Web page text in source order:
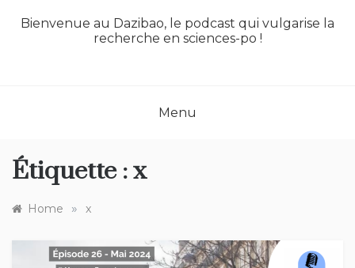
Bienvenue au Dazibao, le podcast qui vulgarise la
recherche en sciences-po !
Menu
Étiquette :x
Home » x